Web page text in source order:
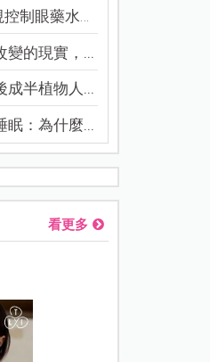
品店員發枕頭護頭、陪伴撤離
眼藥水納...
變的現實，...
成半植物人...
眠：為什麼...
看更多